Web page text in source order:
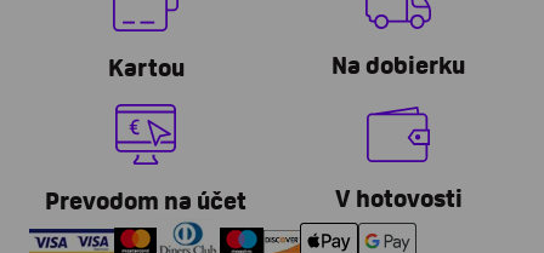
Kartou Na dobierku
Prevodom na účet V hotovosti